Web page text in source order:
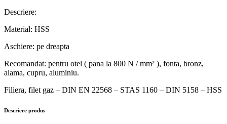
Descriere:
Material: HSS
Aschiere: pe dreapta
Recomandat: pentru otel ( pana la 800 N / mm² ), fonta, bronz,
alama, cupru, aluminiu.
Filiera, filet gaz – DIN EN 22568 – STAS 1160 – DIN 5158 – HSS
Descriere produs